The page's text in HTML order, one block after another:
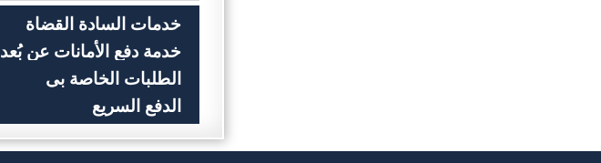
خدمات السادة القضاة
خدمة دفع الأمانات عن بُعد
الطلبات الخاصة بي
الدفع السريع